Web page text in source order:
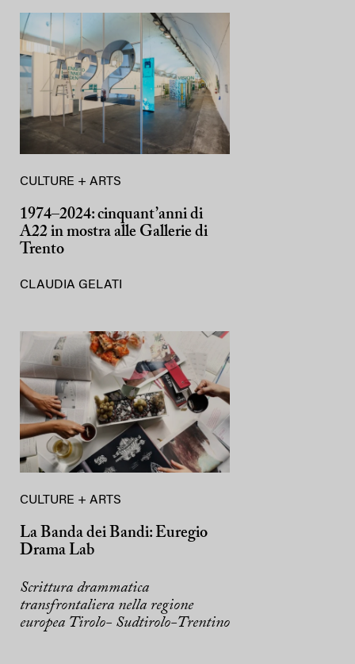
CULTURE + ARTS
1974–2024: cinquant’anni di
A22 in mostra alle Gallerie di
Trento
CLAUDIA GELATI
CULTURE + ARTS
La Banda dei Bandi: Euregio
Drama Lab
Scrittura drammatica
transfrontaliera nella regione
europea Tirolo- Sudtirolo-Trentino